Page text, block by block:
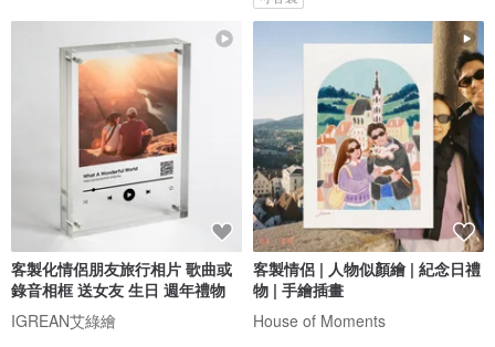
客製化情侶朋友旅行相片 歌曲或
錄音相框 送女友 生日 週年禮物
IGREAN艾綠繪
客製情侶 | 人物似顏繪 | 紀念日禮
物 | 手繪插畫
House of Moments